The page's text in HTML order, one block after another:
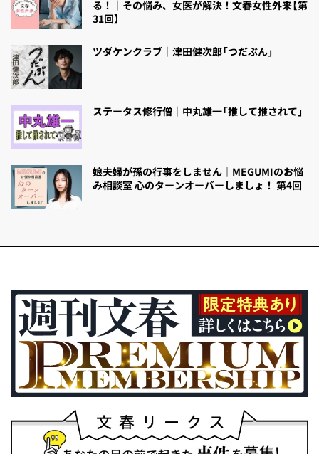
る！｜その悩み、女医が解決！文春女性外来【第
31回】
ツダケンクラブ｜津田健次郎「つだぶん」
ステータス修行僧｜中丸雄一「推して推されて」
娘夫婦が孫の行事をしません｜MEGUMIのお悩
み相談室 心のターンオーバーしましょ！ 第4回